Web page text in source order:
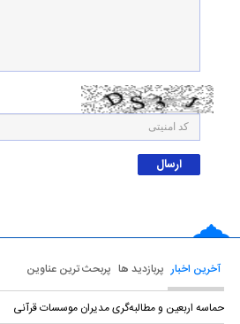
آخرین اخبار پربازدید ها پربحث ترین عناوین
حماسه اربعین و مطالبه‌گری مدیران موسسات قرآنی